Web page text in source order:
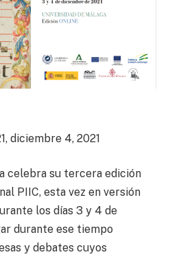
diciembre 4, 2021
celebra su tercera edición
PIIC, esta vez en versión
los días 3 y 4 de
durante ese tiempo
y debates cuyos